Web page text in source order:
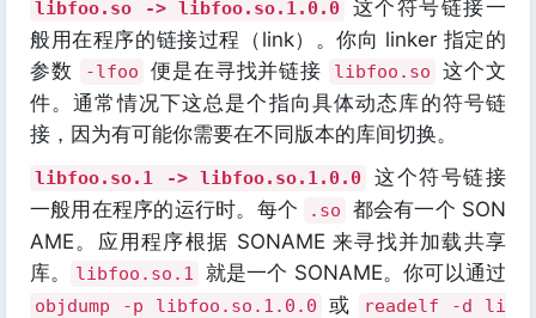
libfoo.so -> libfoo.so.1.0.0
这个符号链接一
般用在程序的链接过程（link）。你向 linker 指定的
参数
-lfoo 便是在寻找并链接 libfoo.so
这个文
件。通常情况下这总是个指向具体动态库的符号链
接，因为有可能你需要在不同版本的库间切换。
libfoo.so.1 -> libfoo.so.1.0.0
这个符号链接
一般用在程序的运行时。每个
.so
都会有一个 SON
AME。应用程序根据 SONAME 来寻找并加载共享
库。
libfoo.so.1 就是一个 SONAME。你可以通过
objdump -p libfoo.so.1.0.0 或
readelf -d li